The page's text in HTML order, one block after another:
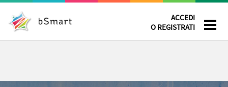
ACCEDI
O REGISTRATI